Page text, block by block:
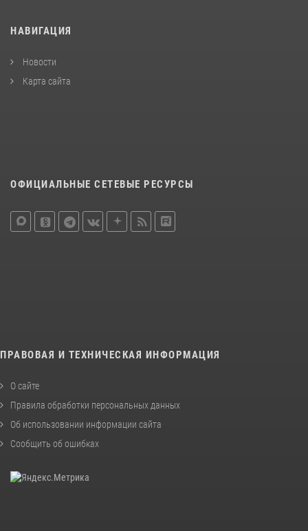
НАВИГАЦИЯ
Новости
Карта сайта
ОФИЦИАЛЬНЫЕ СЕТЕВЫЕ РЕСУРСЫ
ПРАВОВАЯ И ТЕХНИЧЕСКАЯ ИНФОРМАЦИЯ
О сайте
Правила обработки персональных данных
Об использовании информации сайта
Сообщить об ошибках